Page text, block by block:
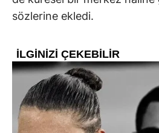
sözlerine ekledi.